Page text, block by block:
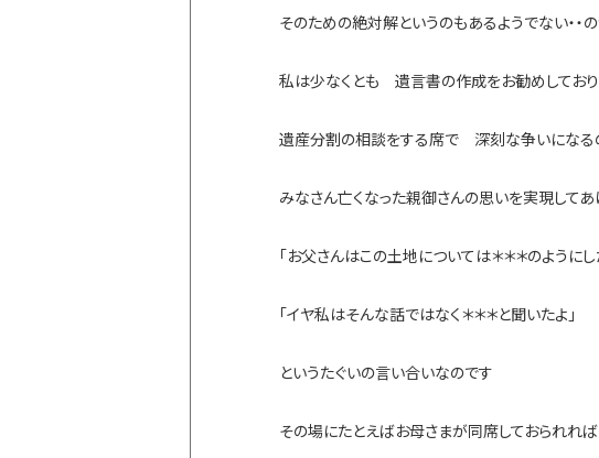
そのための絶対解というのもあるようでない・・
私は少なくとも 遺言書の作成をお勧めしてお
遺産分割の相談をする席で 深刻な争いになる
みなさん亡くなった親御さんの思いを実現し
「お父さんはこの土地については＊＊＊のようにし
「イヤ私はそんな話ではなく＊＊＊と聞いたよ」
というたぐいの言い合いなのです
その場にたとえばお母さまが同席しておられれ